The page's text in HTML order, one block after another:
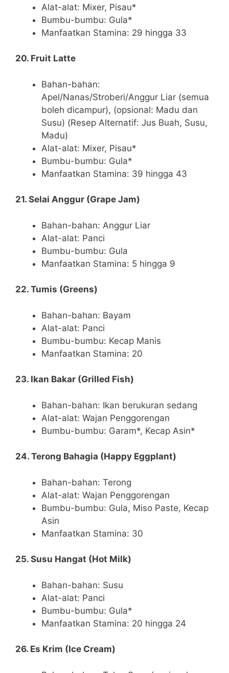
Alat-alat: Mixer, Pisau*
Bumbu-bumbu: Gula*
Manfaatkan Stamina: 29 hingga 33
20. Fruit Latte
Bahan-bahan:
Apel/Nanas/Stroberi/Anggur Liar (semua
boleh dicampur), (opsional: Madu dan
Susu) (Resep Alternatif: Jus Buah, Susu,
Madu)
Alat-alat: Mixer, Pisau*
Bumbu-bumbu: Gula*
Manfaatkan Stamina: 39 hingga 43
21. Selai Anggur (Grape Jam)
Bahan-bahan: Anggur Liar
Alat-alat: Panci
Bumbu-bumbu: Gula
Manfaatkan Stamina: 5 hingga 9
22. Tumis (Greens)
Bahan-bahan: Bayam
Alat-alat: Panci
Bumbu-bumbu: Kecap Manis
Manfaatkan Stamina: 20
23. Ikan Bakar (Grilled Fish)
Bahan-bahan: Ikan berukuran sedang
Alat-alat: Wajan Penggorengan
Bumbu-bumbu: Garam*, Kecap Asin*
24. Terong Bahagia (Happy Eggplant)
Bahan-bahan: Terong
Alat-alat: Wajan Penggorengan
Bumbu-bumbu: Gula, Miso Paste, Kecap
Asin
Manfaatkan Stamina: 30
25. Susu Hangat (Hot Milk)
Bahan-bahan: Susu
Alat-alat: Panci
Bumbu-bumbu: Gula*
Manfaatkan Stamina: 20 hingga 24
26. Es Krim (Ice Cream)